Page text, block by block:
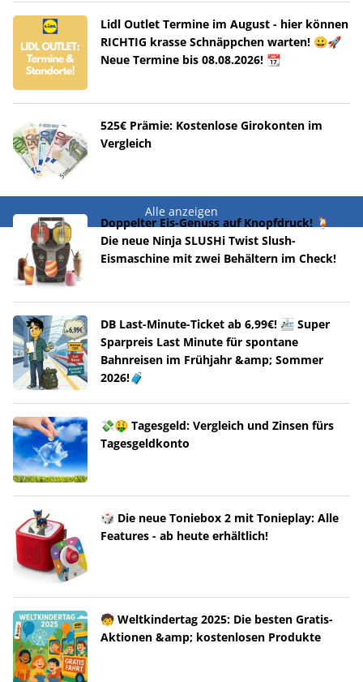
Lidl Outlet Termine im August - hier können
RICHTIG krasse Schnäppchen warten! 😀🚀
Neue Termine bis 08.08.2026! 📆
525€ Prämie: Kostenlose Girokonten im
Vergleich
Alle anzeigen
Doppelter Eis-Genuss auf Knopfdruck! 🍹
Die neue Ninja SLUSHi Twist Slush-
Eismaschine mit zwei Behältern im Check!
DB Last-Minute-Ticket ab 6,99€! 🚈 Super
Sparpreis Last Minute für spontane
Bahnreisen im Frühjahr &amp; Sommer
2026!🧳
💸🤑 Tagesgeld: Vergleich und Zinsen fürs
Tagesgeldkonto
🎲 Die neue Toniebox 2 mit Tonieplay: Alle
Features - ab heute erhältlich!
🧒 Weltkindertag 2025: Die besten Gratis-
Aktionen &amp; kostenlosen Produkte